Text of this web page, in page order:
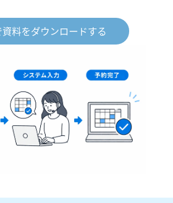
料をダウンロードする